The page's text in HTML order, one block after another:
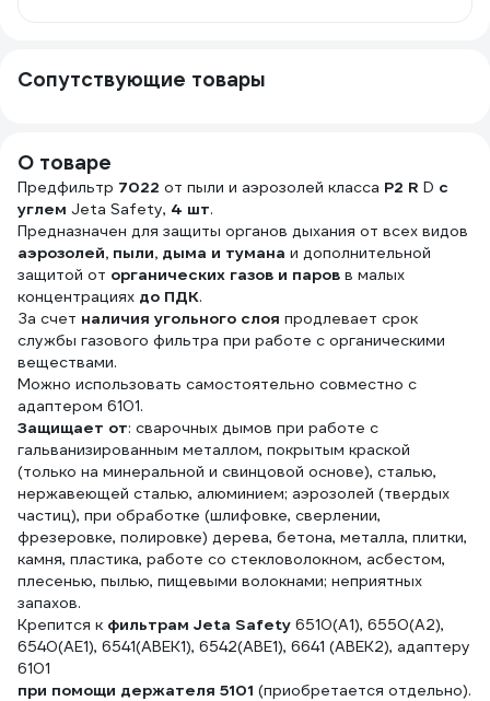
Сопутствующие товары
О товаре
Предфильтр 7022 от пыли и аэрозолей класса P2 R D с
углем Jeta Safety, 4 шт.
Предназначен для защиты органов дыхания от всех видов
аэрозолей, пыли, дыма и тумана и дополнительной
защитой от органических газов и паров в малых
концентрациях до ПДК.
За счет наличия угольного слоя продлевает срок
службы газового фильтра при работе с органическими
веществами.
Можно использовать самостоятельно совместно с
адаптером 6101.
Защищает от: сварочных дымов при работе с
гальванизированным металлом, покрытым краской
(только на минеральной и свинцовой основе), сталью,
нержавеющей сталью, алюминием; аэрозолей (твердых
частиц), при обработке (шлифовке, сверлении,
фрезеровке, полировке) дерева, бетона, металла, плитки,
камня, пластика, работе со стекловолокном, асбестом,
плесенью, пылью, пищевыми волокнами; неприятных
запахов.
Крепится к фильтрам Jeta Safety 6510(А1), 6550(А2),
6540(АЕ1), 6541(АВЕК1), 6542(АВЕ1), 6641 (АВЕК2), адаптеру
6101
при помощи держателя 5101 (приобретается отдельно).